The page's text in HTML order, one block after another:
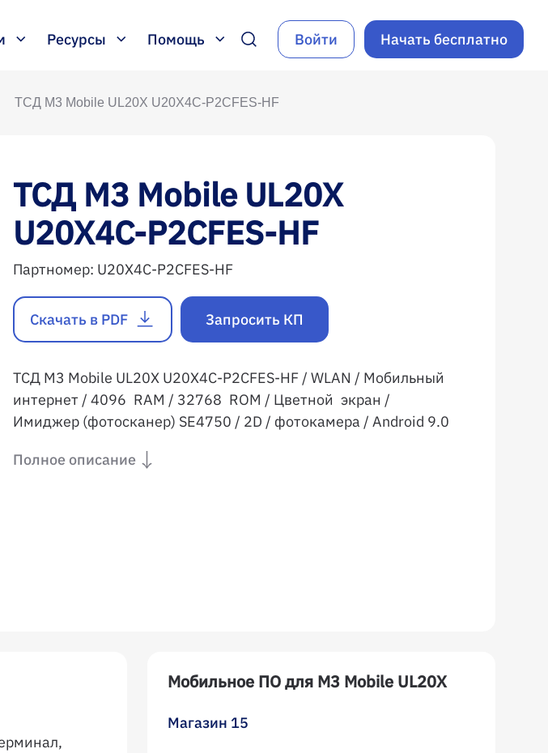
Ресурсы Помощь Войти Начать бесплатно
ТСД M3 Mobile UL20X U20X4C-P2CFES-HF
ТСД M3 Mobile UL20X
U20X4C-P2CFES-HF
Партномер: U20X4C-P2CFES-HF
Скачать в PDF Запросить КП
ТСД M3 Mobile UL20X U20X4C-P2CFES-HF / WLAN / Мобильный
интернет / 4096 RAM / 32768 ROM / Цветной экран /
Имиджер (фотосканер) SE4750 / 2D / фотокамера / Android 9.0
Полное описание
Мобильное ПО для M3 Mobile UL20X
Магазин 15